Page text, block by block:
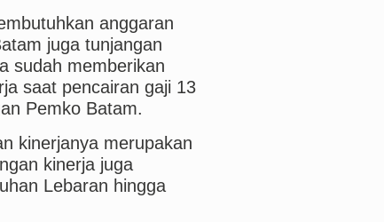
anggaran
juga tunjangan
sudah memberikan
saat pencairan gaji 13
Pemko Batam.
kinerjanya merupakan
kinerja juga
Lebaran hingga